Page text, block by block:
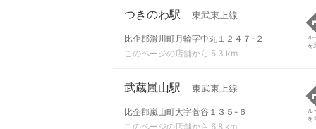
つきのわ駅 東武東上線
比企郡滑川町月輪字中丸１２４７-２
このページの店舗から 5.3 km
ル
を
武蔵嵐山駅 東武東上線
比企郡嵐山町大字菅谷１３５-６
このページの店舗から 6.8 km
ル
を